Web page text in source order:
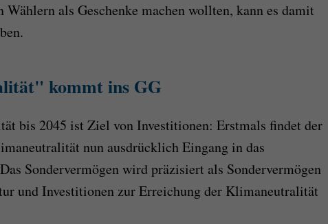
Wählern als Geschenke machen wollten, kann es damit
kommt ins GG
bis 2045 ist Ziel von Investitionen: Erstmals findet der
nun ausdrücklich Eingang in das
Sondervermögen wird präzisiert als Sondervermögen
und Investitionen zur Erreichung der Klimaneutralität